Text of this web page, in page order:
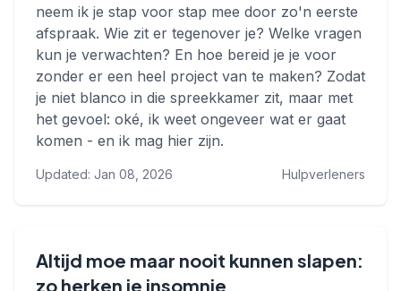
neem ik je stap voor stap mee door zo'n eerste
afspraak. Wie zit er tegenover je? Welke vragen
kun je verwachten? En hoe bereid je je voor
zonder er een heel project van te maken? Zodat
je niet blanco in die spreekkamer zit, maar met
het gevoel: oké, ik weet ongeveer wat er gaat
komen - en ik mag hier zijn.
Updated: Jan 08, 2026 Hulpverleners
Altijd moe maar nooit kunnen slapen:
zo herken je insomnie